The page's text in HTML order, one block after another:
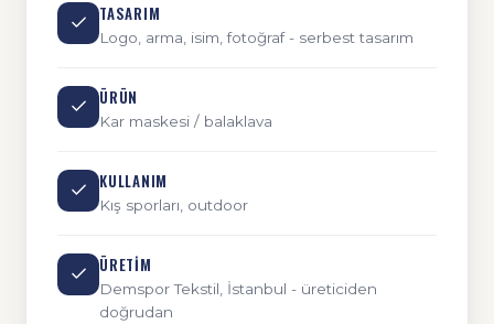
TASARIM
Logo, arma, isim, fotoğraf - serbest tasarım
ÜRÜN
Kar maskesi / balaklava
KULLANIM
Kış sporları, outdoor
ÜRETIM
Demspor Tekstil, İstanbul - üreticiden
doğrudan